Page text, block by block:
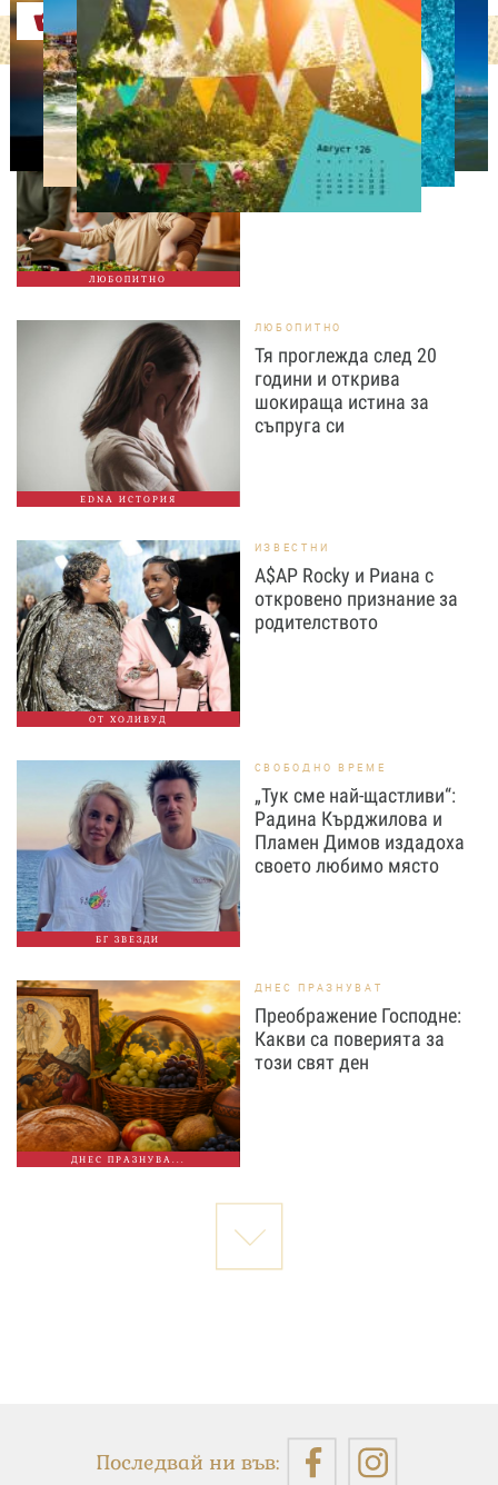
Оферти
ЛЮБОПИТНО
ЛЮБОПИТНО
Тайната на добрата
вечеря не се крие в
сложната рецепта
EDNA ИСТОРИЯ
ЛЮБОПИТНО
Тя проглежда след 20
години и открива
шокираща истина за
съпруга си
ОТ ХОЛИВУД
ИЗВЕСТНИ
A$AP Rocky и Риана с
откровено признание за
родителството
БГ ЗВЕЗДИ
СВОБОДНО ВРЕМЕ
„Тук сме най-щастливи“:
Радина Кърджилова и
Пламен Димов издадоха
своето любимо място
ДНЕС ПРАЗНУВА...
ДНЕС ПРАЗНУВАТ
Преображение Господне:
Какви са поверията за
този свят ден
Последвай ни във: